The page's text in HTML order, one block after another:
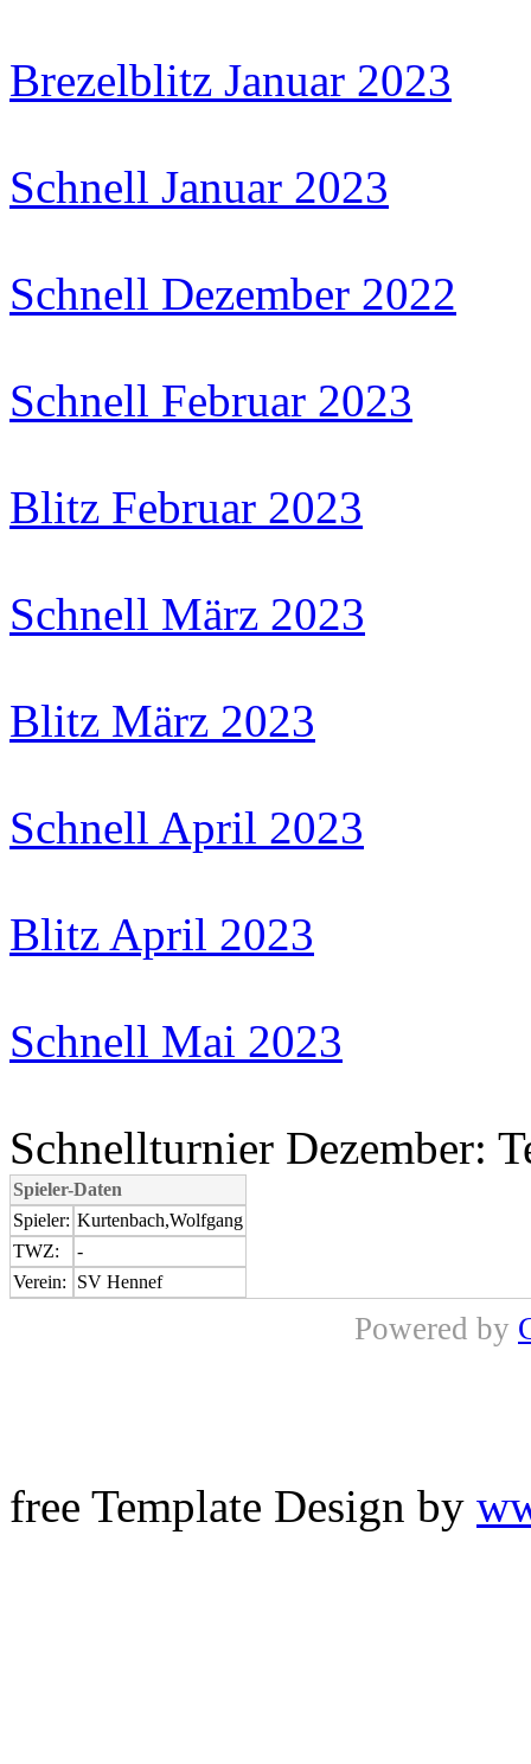
Brezelblitz Januar 2023
Schnell Januar 2023
Schnell Dezember 2022
Schnell Februar 2023
Blitz Februar 2023
Schnell März 2023
Blitz März 2023
Schnell April 2023
Blitz April 2023
Schnell Mai 2023
Schnellturnier Dezember:
Spieler-Daten
Spieler: Kurtenbach,Wolfgang
TWZ:
-
Verein:
SV Hennef
Powered by
free Template Design by